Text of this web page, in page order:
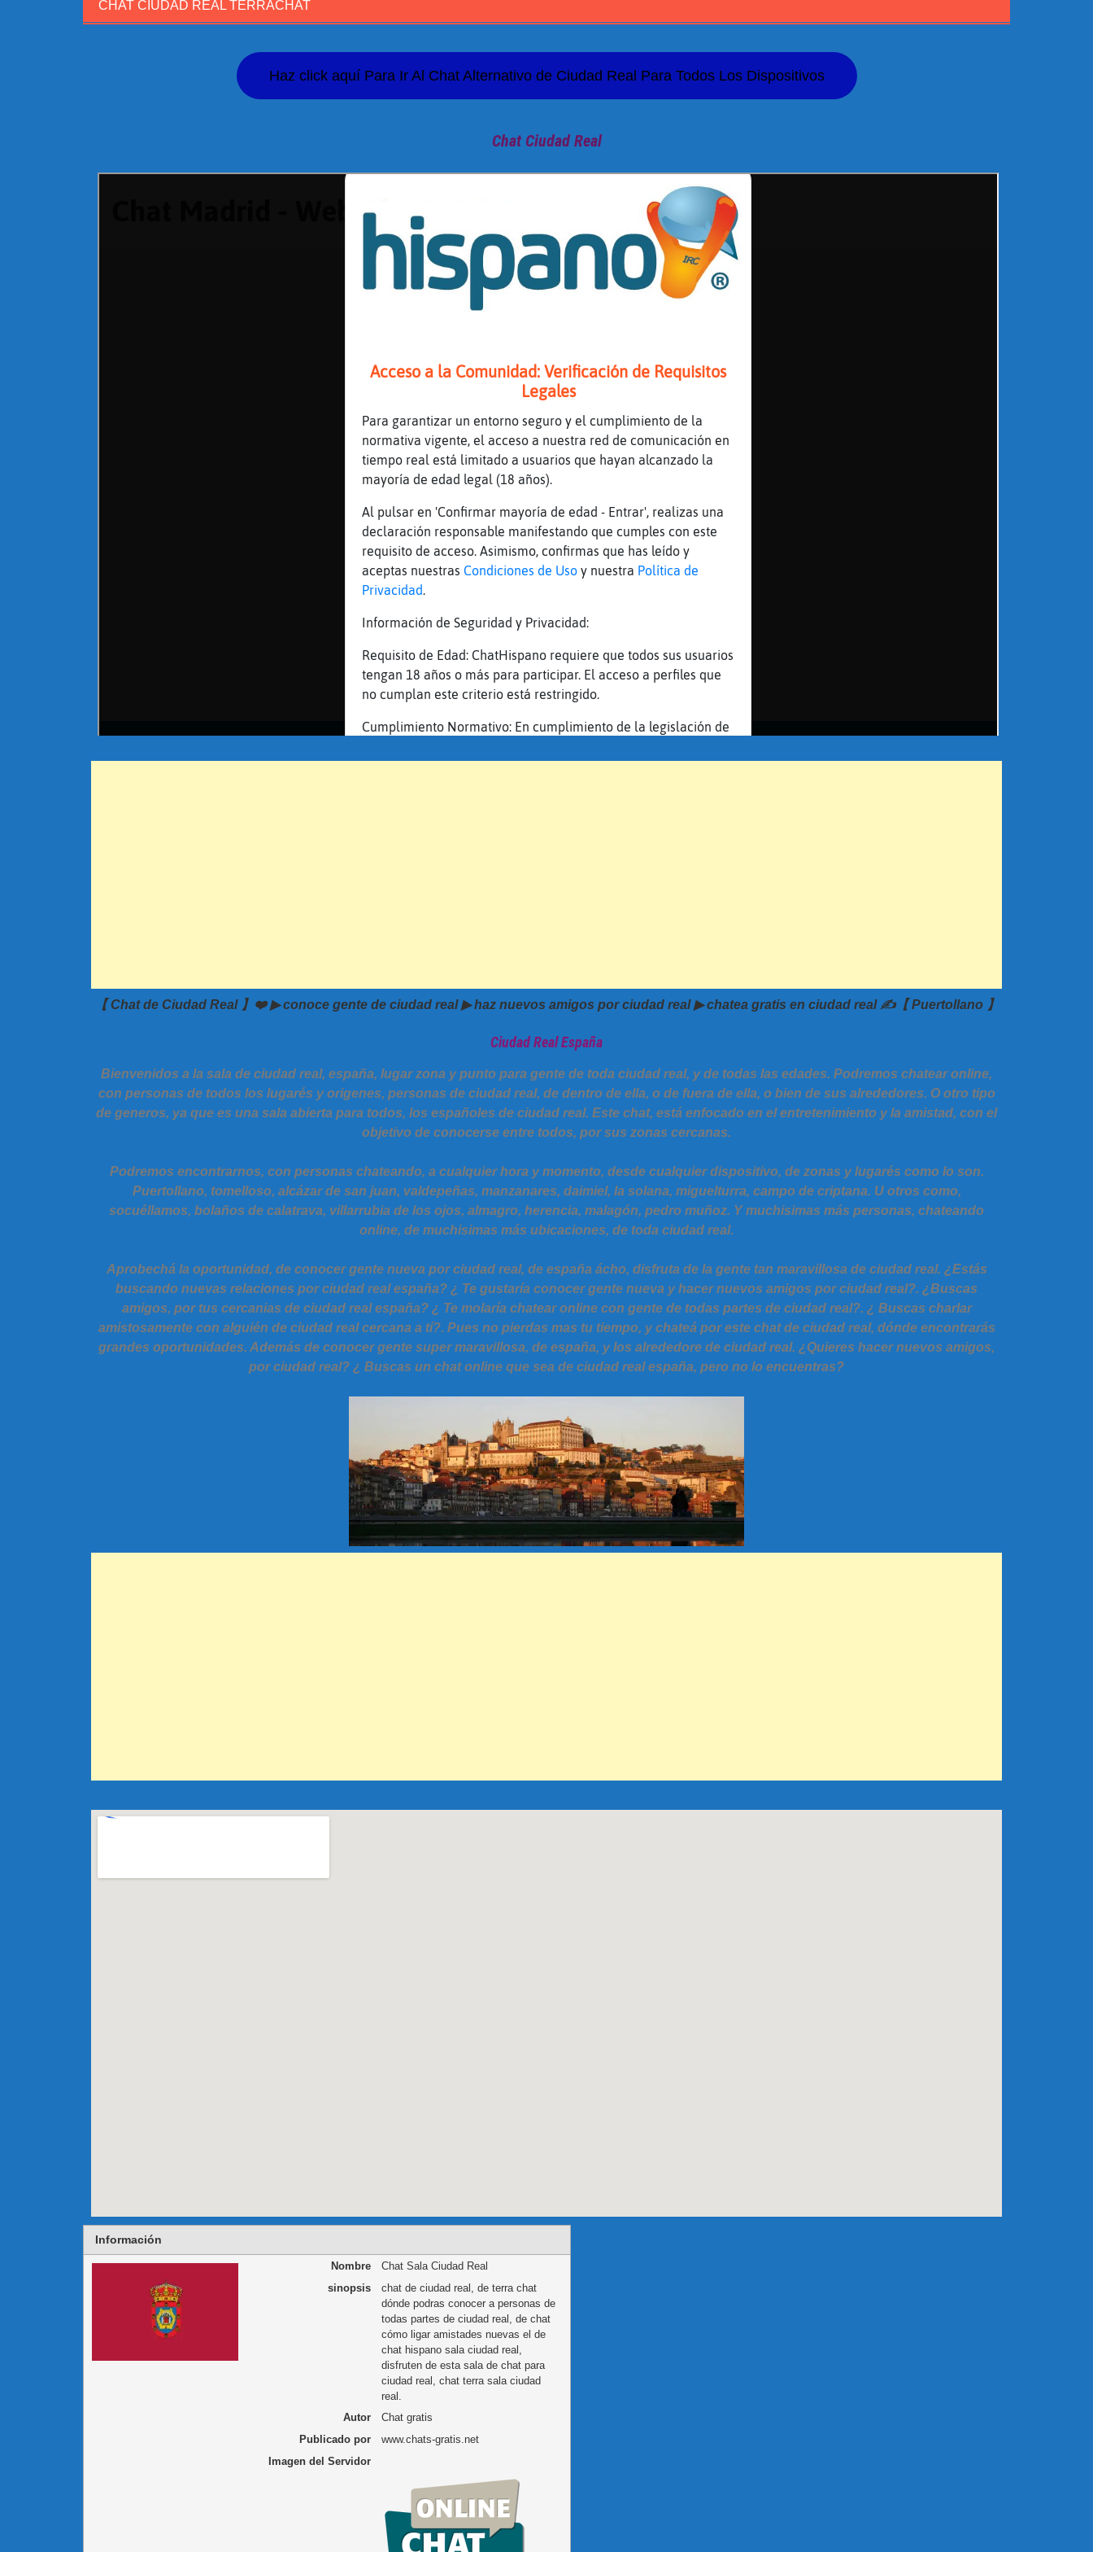
CHAT CIUDAD REAL TERRACHAT
Haz click aquí Para Ir Al Chat Alternativo de Ciudad Real Para Todos Los Dispositivos
Chat Ciudad Real
【 Chat de Ciudad Real 】❤️ ▶ conoce gente de ciudad real ▶ haz nuevos amigos por ciudad real ▶ chatea gratis en ciudad real ✍️【 Puertollano 】
Ciudad Real España
Bienvenidos a la sala de ciudad real, españa, lugar zona y punto para gente de toda ciudad real, y de todas las edades. Podremos chatear online,
con personas de todos los lugarés y origenes, personas de ciudad real, de dentro de ella, o de fuera de ella, o bien de sus alrededores. O otro tipo
de generos, ya que es una sala abierta para todos, los españoles de ciudad real. Este chat, está enfocado en el entretenimiento y la amistad, con el
objetivo de conocerse entre todos, por sus zonas cercanas.
Podremos encontrarnos, con personas chateando, a cualquier hora y momento, desde cualquier dispositivo, de zonas y lugarés como lo son.
Puertollano, tomelloso, alcázar de san juan, valdepeñas, manzanares, daimiel, la solana, miguelturra, campo de criptana. U otros como,
socuéllamos, bolaños de calatrava, villarrubia de los ojos, almagro, herencia, malagón, pedro muñoz. Y muchisimas más personas, chateando
online, de muchisimas más ubicaciones, de toda ciudad real.
Aprobechá la oportunidad, de conocer gente nueva por ciudad real, de españa ácho, disfruta de la gente tan maravillosa de ciudad real. ¿Estás
buscando nuevas relaciones por ciudad real españa? ¿ Te gustaría conocer gente nueva y hacer nuevos amigos por ciudad real?. ¿Buscas
amigos, por tus cercanias de ciudad real españa? ¿ Te molaría chatear online con gente de todas partes de ciudad real?. ¿ Buscas charlar
amistosamente con alguién de ciudad real cercana a tí?. Pues no pierdas mas tu tiempo, y chateá por este chat de ciudad real, dónde encontrarás
grandes oportunidades. Además de conocer gente super maravillosa, de españa, y los alrededore de ciudad real. ¿Quieres hacer nuevos amigos,
por ciudad real? ¿ Buscas un chat online que sea de ciudad real españa, pero no lo encuentras?
Información
Nombre
Chat Sala Ciudad Real
sinopsis
chat de ciudad real, de terra chat
dónde podras conocer a personas de
todas partes de ciudad real, de chat
cómo ligar amistades nuevas el de
chat hispano sala ciudad real,
disfruten de esta sala de chat para
ciudad real, chat terra sala ciudad
real.
Autor
Chat gratis
Publicado por
www.chats-gratis.net
Imagen del Servidor